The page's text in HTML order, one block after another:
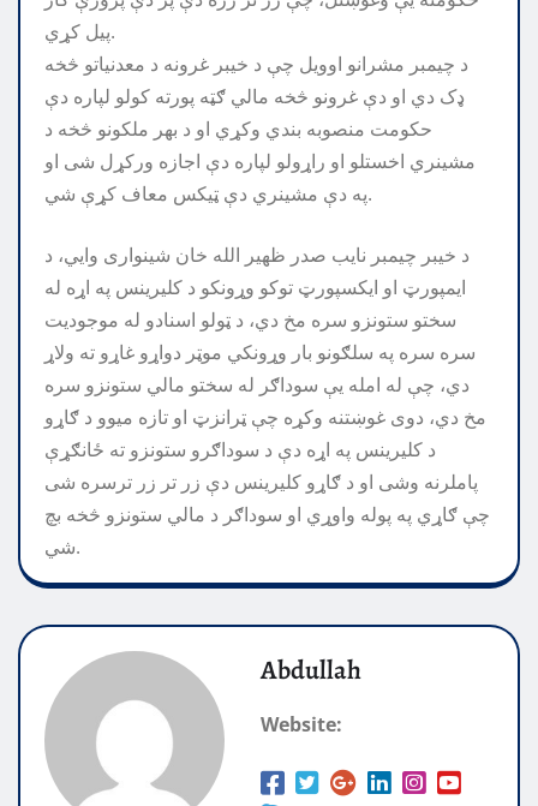
پيل کړي.
د چیمبر مشرانو اوویل چې د خیبر غرونه د معدنیاتو څخه
ډک دي او دې غرونو څخه مالي ګټه پورته کولو لپاره دې
حکومت منصوبه بندي وکړي او د بهر ملکونو څخه د
مشینري اخستلو او راړولو لپاره دې اجازه ورکړل شی او
په دې مشینري دې ټیکس معاف کړې شي.
د خیبر چیمبر نایب صدر ظهیر الله خان شینواری وايي، د
ایمپورټ او ایکسپورټ توکو وړونکو د کلیرینس په اړه له
سختو ستونزو سره مخ دي، د ټولو اسنادو له موجودیت
سره سره په سلګونو بار وړونکي موټر دواړو غاړو ته ولاړ
دي، چې له امله یې سوداګر له سختو مالي ستونزو سره
مخ دي، دوی غوښتنه وکړه چې ټرانزټ او تازه میوو د ګاړو
د کلیرینس په اړه دې د سوداګرو ستونزو ته ځانګړې
پاملرنه وشی او د ګاړو کلیرینس دې زر تر زر ترسره شی
چې ګاړي په پوله واوړي او سوداګر د مالي ستونزو څخه بچ
شي.
Abdullah
Website: